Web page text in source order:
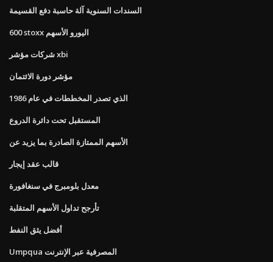
السندات السنوية آلة حاسبة دفع القسيمة
600 stoxx اليورو الأسهم
شركات مؤشر xbi
مؤشر دورة الائتمان
الذي تصدر المخططات في عام 1986
المستقبل تحت دائرة الدروع
الأسهم الممتازة الصادرة بما يزيد عن
قالب عقد إيجار
معدل بلومبرج في سنغافورة
تأرجح تداول الأسهم المتقلبة
أفضل يثق النفط
Umpqua المصرفية عبر الإنترنت